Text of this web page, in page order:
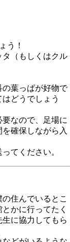
う！
（もしくはクル
葉っぱが好物で
どうでしょう
なので、足場に
確保しながら入
てください。
住んでいるとこ
かに行ってたく
に協力してもら